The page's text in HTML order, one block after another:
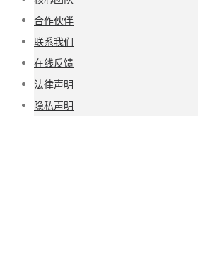
合作伙伴
联系我们
在线反馈
法律声明
隐私声明